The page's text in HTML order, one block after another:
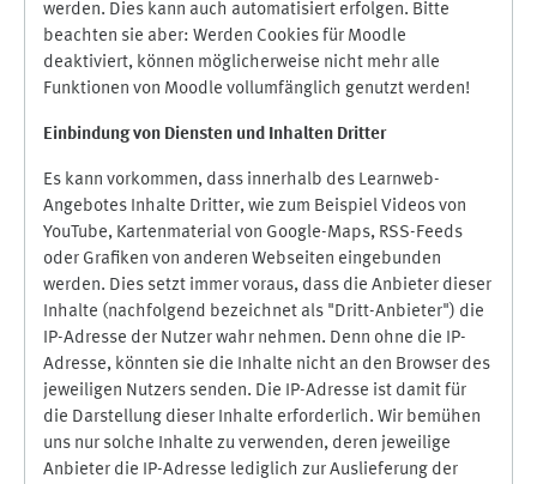
werden. Dies kann auch automatisiert erfolgen. Bitte
beachten sie aber: Werden Cookies für Moodle
deaktiviert, können möglicherweise nicht mehr alle
Funktionen von Moodle vollumfänglich genutzt werden!
Einbindung von Diensten und Inhalten Dritter
Es kann vorkommen, dass innerhalb des Learnweb-
Angebotes Inhalte Dritter, wie zum Beispiel Videos von
YouTube, Kartenmaterial von Google-Maps, RSS-Feeds
oder Grafiken von anderen Webseiten eingebunden
werden. Dies setzt immer voraus, dass die Anbieter dieser
Inhalte (nachfolgend bezeichnet als "Dritt-Anbieter") die
IP-Adresse der Nutzer wahr nehmen. Denn ohne die IP-
Adresse, könnten sie die Inhalte nicht an den Browser des
jeweiligen Nutzers senden. Die IP-Adresse ist damit für
die Darstellung dieser Inhalte erforderlich. Wir bemühen
uns nur solche Inhalte zu verwenden, deren jeweilige
Anbieter die IP-Adresse lediglich zur Auslieferung der